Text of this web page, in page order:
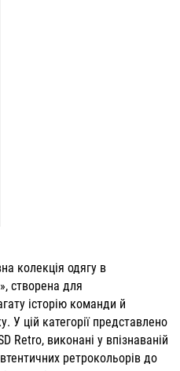
колекція одягу в
створена для
історію команди й
У цій категорії представлено
Retro, виконані у впізнаваній
ретрокольорів до